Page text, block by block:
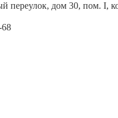
переулок, дом 30, пом. I,
68